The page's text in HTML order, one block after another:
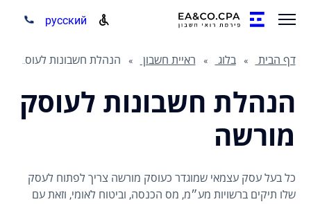
русский
דף הבית בלוג ראיית חשבון הנהלת חשבונות לעוסק מורשה
הנהלת חשבונות לעוסק
מורשה
כל בעל עסק עצמאי שמוגדר כעוסק מורשה צריך לפתוח לעסק
שלו תיקים ברשויות מע״מ, מס הכנסה, וביטוח לאומי, וזאת עם